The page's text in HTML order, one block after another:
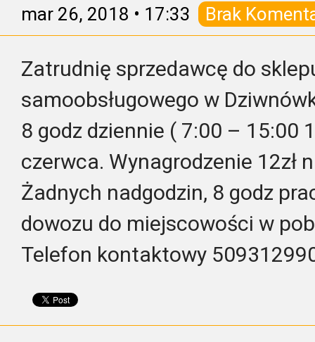
mar 26, 2018 • 17:33 Brak
Zatrudnię sprzedawcę do
samoobsługowego w
8 godz dziennie ( 7:00 – 15:00
czerwca. Wynagrodzenie 12zł
Żadnych nadgodzin, 8 godz
dowozu do miejscowości w
Telefon kontaktowy